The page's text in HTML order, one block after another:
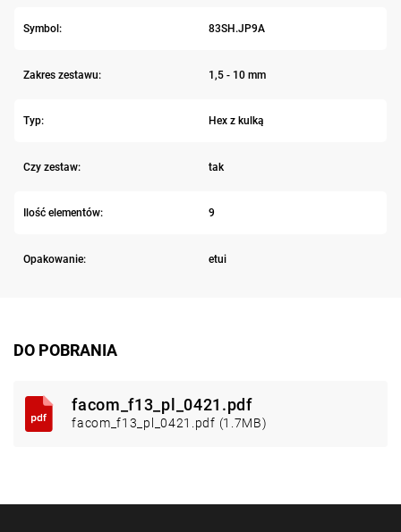
Symbol: 83SH.JP9A
Zakres zestawu: 1,5 - 10 mm
Typ: Hex z kulką
Czy zestaw: tak
Ilość elementów: 9
Opakowanie: etui
DO POBRANIA
facom_f13_pl_0421.pdf
facom_f13_pl_0421.pdf (1.7MB)